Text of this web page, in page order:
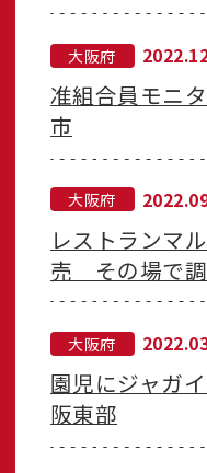
大阪府
准組合員モニ
市
大阪府
レストランマ
売 その場で調
大阪府
園児にジャガ
阪東部